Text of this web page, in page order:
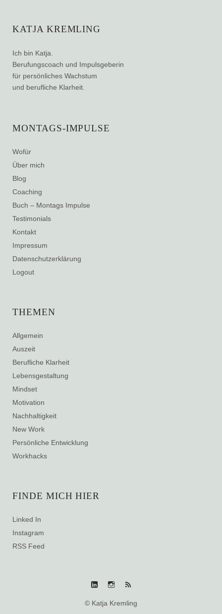
KATJA KREMLING
Ich bin Katja.
Berufungscoach und Impulsgeberin
für persönliches Wachstum
und berufliche Klarheit.
MONTAGS-IMPULSE
Wofür
Über mich
Blog
Coaching
Buch – Montags Impulse
Testimonials
Kontakt
Impressum
Datenschutzerklärung
Logout
THEMEN
Allgemein
Auszeit
Berufliche Klarheit
Lebensgestaltung
Mindset
Motivation
Nachhaltigkeit
New Work
Persönliche Entwicklung
Workhacks
FINDE MICH HIER
Linked In
Instagram
RSS Feed
LinkedInstagram
RSS
© Katja Kremling